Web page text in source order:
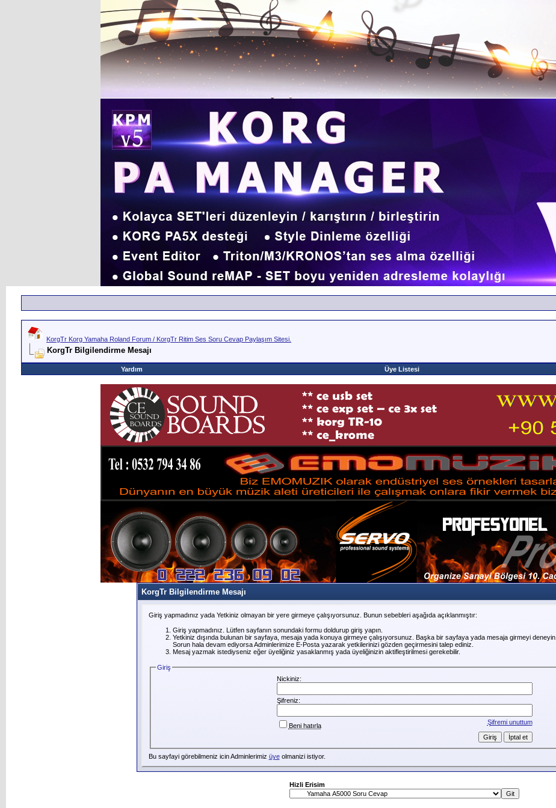
KorgTr Korg Yamaha Roland Forum / KorgTr Ritim Ses Soru Cevap Paylaşım Sitesi.
KorgTr Bilgilendirme Mesajı
Yardım Üye Listesi
KorgTr Bilgilendirme Mesajı
Giriş yapmadınız yada Yetkiniz olmayan bir yere girmeye çalışıyorsunuz. Bunun sebebleri aşağıda açıklanmıştır:
Giriş yapmadınız. Lütfen sayfanın sonundaki formu doldurup giriş yapın.
Yetkiniz dışında bulunan bir sayfaya, mesaja yada konuya girmeye çalışıyorsunuz. Başka bir sayfaya yada mesaja girmeyi deneyin.
Sorun hala devam ediyorsa Adminlerimize E-Posta yazarak yetkilerinizi gözden geçirmesini talep ediniz.
Mesaj yazmak istediyseniz eğer üyeliğiniz yasaklanmış yada üyeliğinizin aktifleştirilmesi gerekebilir.
Giriş
Nickiniz:
Şifreniz:
Şifremi unuttum
Beni hatırla
Bu sayfayi görebilmeniz icin Adminlerimiz üyeolmanizi istiyor.
Hizli Erisim